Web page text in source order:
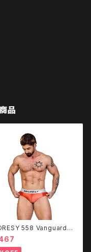
品
558 Vanguardメ
薄シースルーパンツ